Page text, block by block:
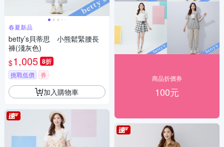
春夏新品
betty’s貝蒂思 小熊鬆緊腰長
褲(淺灰色)
$1,005 8折
挑戰低價 券
加入購物車
商品折價券
100元